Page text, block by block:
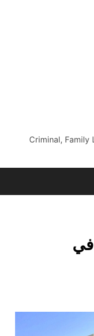
Criminal, Family
في